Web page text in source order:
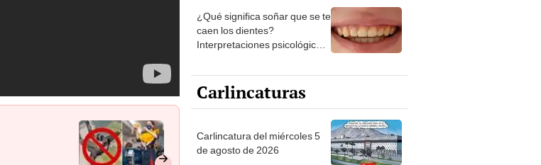
¿Qué significa soñar que se te
caen los dientes?
Interpretaciones psicológicas
Carlincaturas
Carlincatura del miércoles 5
de agosto de 2026